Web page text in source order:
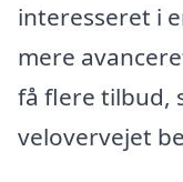
interesseret i
mere
få flere tilbud,
velovervejet